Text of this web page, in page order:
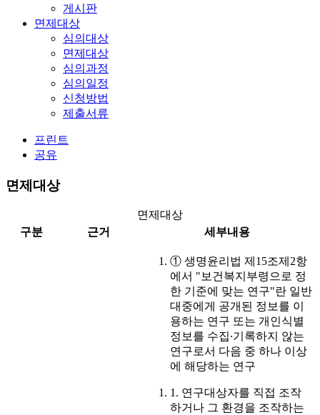
게시판
면제대상
심의대상
면제대상
심의과정
심의일정
신청방법
제출서류
프린트
공유
면제대상
면제대상
구분
근거 세부내용
① 생명윤리법 제15조제2항
에서 "보건복지부령으로 정
한 기준에 맞는 연구"란 일반
대중에게 공개된 정보를 이
용하는 연구 또는 개인식별
정보를 수집∙기록하지 않는
연구로서 다음 중 하나 이상
에 해당하는 연구
1. 연구대상자를 직접 조작
하거나 그 환경을 조작하는